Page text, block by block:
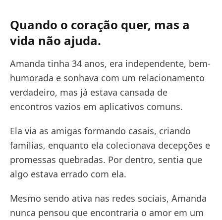
Quando o coração quer, mas a
vida não ajuda.
Amanda tinha 34 anos, era independente, bem-
humorada e sonhava com um relacionamento
verdadeiro, mas já estava cansada de
encontros vazios em aplicativos comuns.
Ela via as amigas formando casais, criando
famílias, enquanto ela colecionava decepções e
promessas quebradas. Por dentro, sentia que
algo estava errado com ela.
Mesmo sendo ativa nas redes sociais, Amanda
nunca pensou que encontraria o amor em um